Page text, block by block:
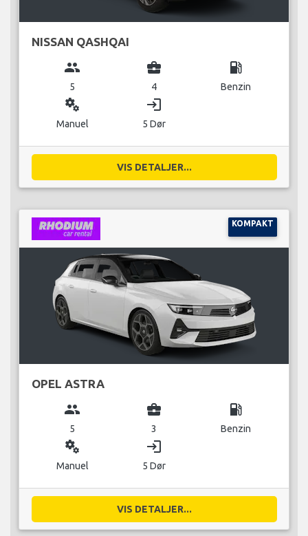
NISSAN QASHQAI
group
5
business_center
4
local_gas_station
Benzin
miscellaneous_services
Manuel
login
5 Dør
VIS DETALJER...
KOMPAKT
OPEL ASTRA
group
5
business_center
3
local_gas_station
Benzin
miscellaneous_services
Manuel
login
5 Dør
VIS DETALJER...